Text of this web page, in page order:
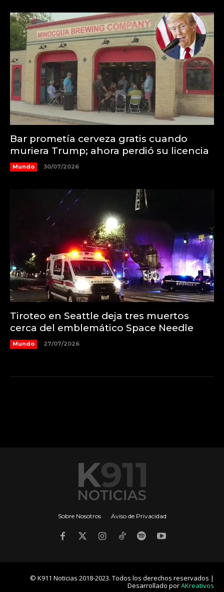
Bar prometía cerveza gratis cuando
muriera Trump; ahora perdió su licencia
Mundo 30/07/2026
Tiroteo en Seattle deja tres muertos
cerca del emblemático Space Needle
Mundo 27/07/2026
Sobre Nosotros Aviso de Privacidad
© K911 Noticias 2018-2023. Todos los derechos reservados |
Desarrollado porAKreativos